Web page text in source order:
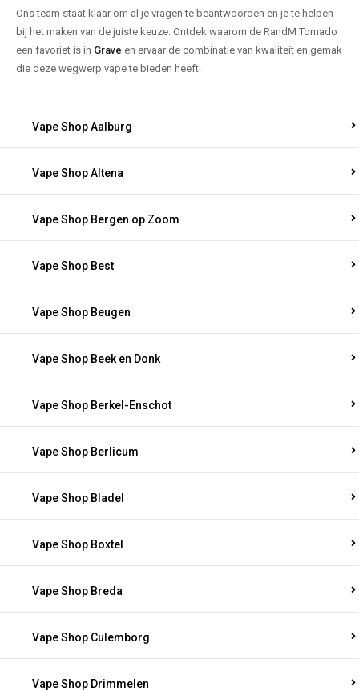
Ons team staat klaar om al je vragen te beantwoorden en je te helpen
bij het maken van de juiste keuze. Ontdek waarom de RandM Tornado
een favoriet is in Grave en ervaar de combinatie van kwaliteit en gemak
die deze wegwerp vape te bieden heeft.
Vape Shop Aalburg
Vape Shop Altena
Vape Shop Bergen op Zoom
Vape Shop Best
Vape Shop Beugen
Vape Shop Beek en Donk
Vape Shop Berkel-Enschot
Vape Shop Berlicum
Vape Shop Bladel
Vape Shop Boxtel
Vape Shop Breda
Vape Shop Culemborg
Vape Shop Drimmelen